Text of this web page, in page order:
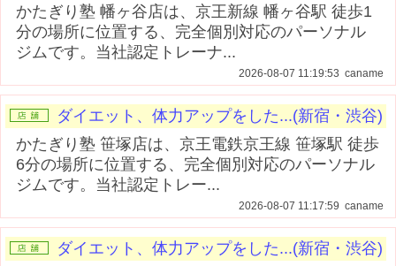
かたぎり塾 幡ヶ谷店は、京王新線 幡ヶ谷駅 徒歩1
分の場所に位置する、完全個別対応のパーソナル
ジムです。当社認定トレーナ...
2026-08-07 11:19:53 caname
ダイエット、体力アップをした...(新宿・渋谷)
かたぎり塾 笹塚店は、京王電鉄京王線 笹塚駅 徒歩
6分の場所に位置する、完全個別対応のパーソナル
ジムです。当社認定トレー...
2026-08-07 11:17:59 caname
ダイエット、体力アップをした...(新宿・渋谷)